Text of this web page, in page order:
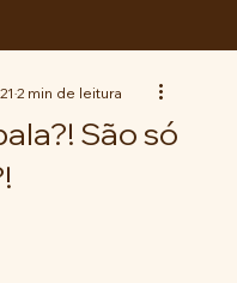
São só
2 min de leitura